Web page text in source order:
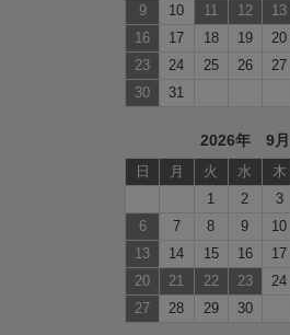
9
10 11 12 13
16
17 18 19 20
23
24 25 26 27
30
31
2026年 9月
日 月 火 水 木
1
2 3
6
7 8 9 10
13
14 15 16 17
20
21 22 23 24
27
28 29 30